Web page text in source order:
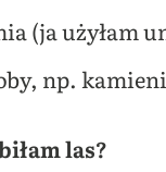
(ja użyłam
np.
las?